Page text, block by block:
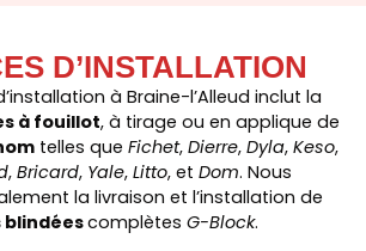
D’INSTALLATION
à Braine-l’Alleud inclut la
à fouillot, à tirage ou en applique de
telles que Fichet, Dierre, Dyla, Keso,
, Bricard, Yale, Litto, et Dom. Nous
la livraison et l’installation de
complètes G-Block.